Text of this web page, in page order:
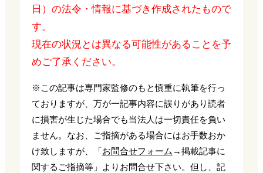
日）の法令・情報に基づき作成されたもので
す。
現在の状況とは異なる可能性があることを予
めご了承ください。
※この記事は専門家監修のもと慎重に執筆を行っ
ておりますが、万が一記事内容に誤りがあり読者
に損害が生じた場合でも当法人は一切責任を負い
ません。なお、ご指摘がある場合にはお手数おか
け致しますが、「お問合せフォーム →掲載記事に
関するご指摘等」よりお問合せ下さい。但し、記